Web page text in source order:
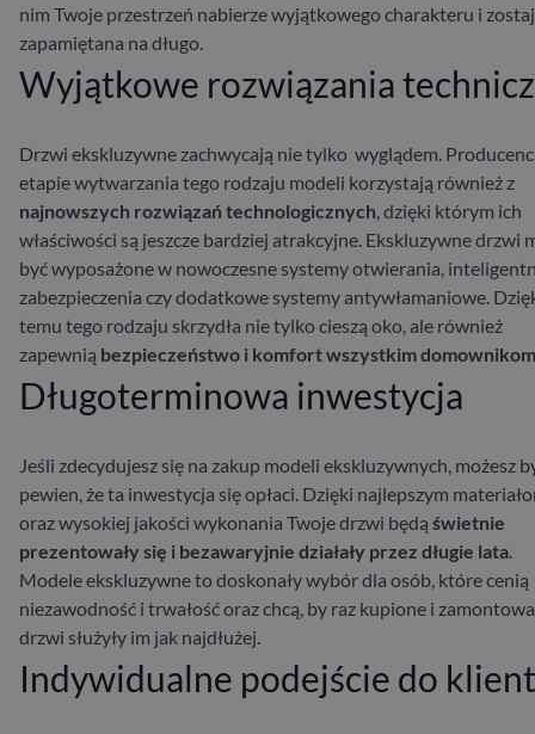
nim Twoje przestrzeń nabierze wyjątkowego charakteru i
zapamiętana na długo.
Wyjątkowe rozwiązania
Drzwi ekskluzywne zachwycają nie tylko wyglądem.
etapie wytwarzania tego rodzaju modeli korzystają również z
najnowszych rozwiązań technologicznych, dzięki którym ich
właściwości są jeszcze bardziej atrakcyjne. Ekskluzywne drzwi
być wyposażone w nowoczesne systemy otwierania,
zabezpieczenia czy dodatkowe systemy antywłamaniowe.
temu tego rodzaju skrzydła nie tylko cieszą oko, ale również
zapewnią bezpieczeństwo i komfort wszystkim
Długoterminowa inwestycja
Jeśli zdecydujesz się na zakup modeli ekskluzywnych, możesz
pewien, że ta inwestycja się opłaci. Dzięki najlepszym
oraz wysokiej jakości wykonania Twoje drzwi będą świetnie
prezentowały się i bezawaryjnie działały przez długie lata.
Modele ekskluzywne to doskonały wybór dla osób, które cenią
niezawodność i trwałość oraz chcą, by raz kupione i
drzwi służyły im jak najdłużej.
Indywidualne podejście do